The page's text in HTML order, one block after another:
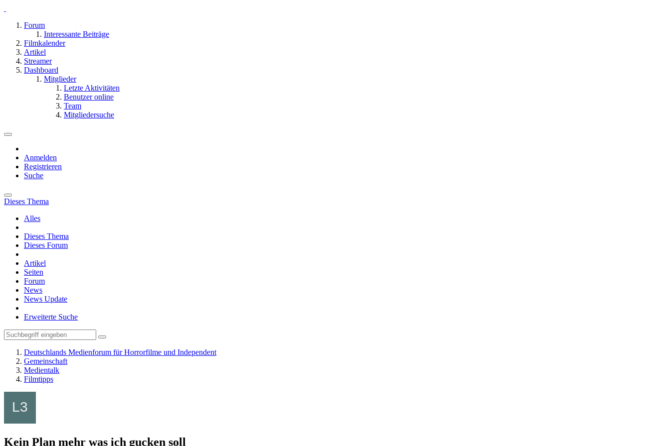
Forum
Interessante Beiträge
Filmkalender
Artikel
Streamer
Dashboard
Mitglieder
Letzte Aktivitäten
Benutzer online
Team
Mitgliedersuche
Anmelden
Registrieren
Suche
Dieses Thema
Alles
Dieses Thema
Dieses Forum
Artikel
Seiten
Forum
News
News Update
Erweiterte Suche
Deutschlands Medienforum für Horrorfilme und Independent
Gemeinschaft
Medientalk
Filmtipps
Kein Plan mehr was ich gucken soll